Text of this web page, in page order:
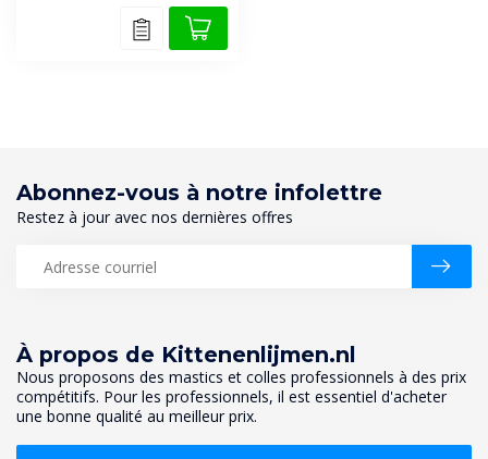
À propos de Kittenenlijmen.nl
Nous proposons des mastics et colles professionnels à des prix
compétitifs. Pour les professionnels, il est essentiel d'acheter
une bonne qualité au meilleur prix.
Abonnez-vous à notre infolettre
Restez à jour avec nos dernières offres